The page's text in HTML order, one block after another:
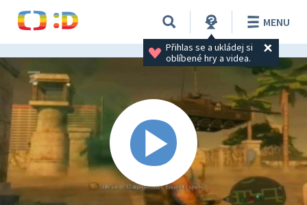
Přihlas se a ukládej si
oblíbené hry a videa.
MENU